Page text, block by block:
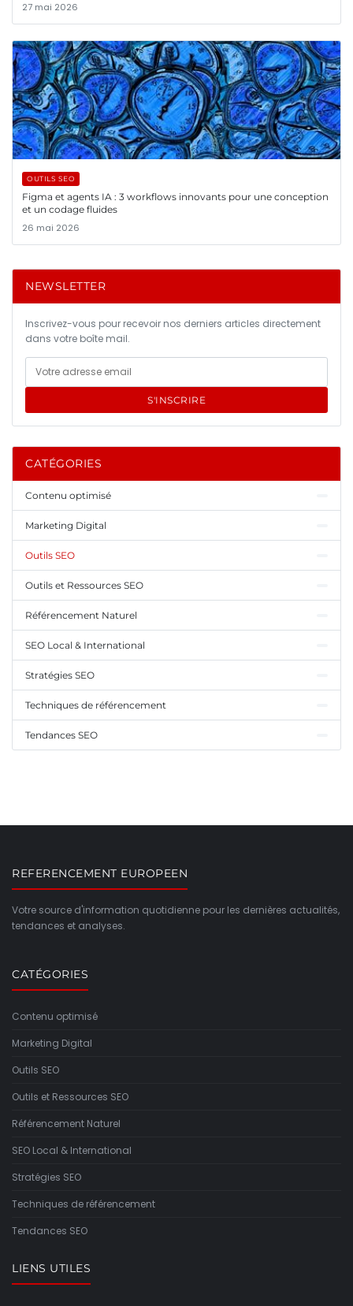
27 mai 2026
OUTILS SEO
Figma et agents IA : 3 workflows innovants pour une conception
et un codage fluides
26 mai 2026
NEWSLETTER
Inscrivez-vous pour recevoir nos derniers articles directement
dans votre boîte mail.
S'INSCRIRE
CATÉGORIES
Contenu optimisé
Marketing Digital
Outils SEO
Outils et Ressources SEO
Référencement Naturel
SEO Local & International
Stratégies SEO
Techniques de référencement
Tendances SEO
REFERENCEMENT EUROPEEN
Votre source d'information quotidienne pour les dernières actualités,
tendances et analyses.
CATÉGORIES
Contenu optimisé
Marketing Digital
Outils SEO
Outils et Ressources SEO
Référencement Naturel
SEO Local & International
Stratégies SEO
Techniques de référencement
Tendances SEO
LIENS UTILES